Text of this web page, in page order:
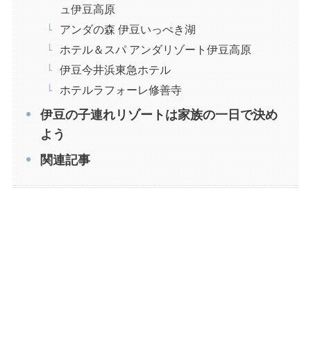
ュ伊豆高原
アンダの森 伊豆いっぺき湖
ホテル＆スパ アンダリゾート伊豆高原
伊豆今井浜東急ホテル
ホテルラフォーレ修善寺
伊豆の子連れリゾートは家族の一日で決め
よう
関連記事